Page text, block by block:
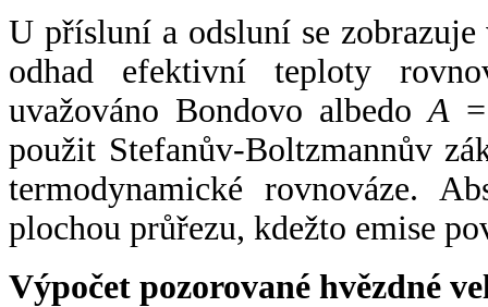
U přísluní a odsluní se
odhad efektivní teploty
uvažováno Bondovo albedoA
použit Stefanův-Boltzmannův
termodynamické rovnováze.
plochou průřezu, kdežto emise
Výpočet pozorované hvězdné